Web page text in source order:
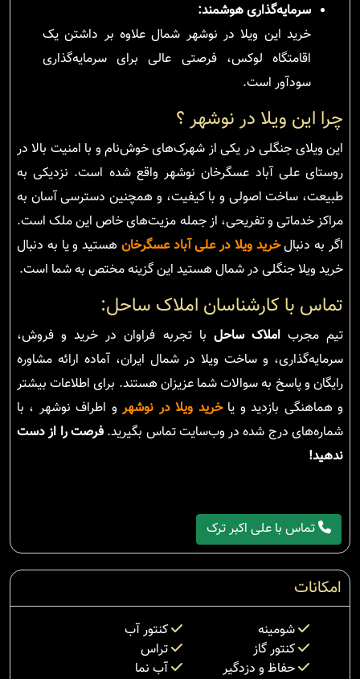
سرمایه‌گذاری هوشمند:
خرید این ویلا در نوشهر شمال علاوه بر داشتن یک
اقامتگاه لوکس، فرصتی عالی برای سرمایه‌گذاری
سودآور است.
چرا این ویلا در نوشهر ؟
این ویلای جنگلی در یکی از شهرک‌های خوش‌نام و با امنیت بالا در
روستای علی آباد عسگرخان نوشهر واقع شده است. نزدیکی به
طبیعت، ساخت اصولی و با کیفیت، و همچنین دسترسی آسان به
مراکز خدماتی و تفریحی، از جمله مزیت‌های خاص این ملک است.
اگر به دنبالخرید ویلا در علی آباد عسگرخان هستید و یا به دنبال
خرید ویلا جنگلی در شمال هستید این گزینه مختص به شما است.
تماس با کارشناسان املاک ساحل:
تیم مجرباملاک ساحل با تجربه فراوان در خرید و فروش،
سرمایه‌گذاری، و ساخت ویلا در شمال ایران، آماده ارائه مشاوره
رایگان و پاسخ به سوالات شما عزیزان هستند. برای اطلاعات بیشتر
و هماهنگی بازدید و یاخرید ویلا در نوشهرو اطراف نوشهر ، با
شماره‌های درج شده در وب‌سایت تماس بگیرید.فرصت را از دست
ندهید!
تماس با علی اکبر ترک
امکانات
شومینه
کنتور آب
کنتور گاز
تراس
حفاظ و دزدگیر
آب نما